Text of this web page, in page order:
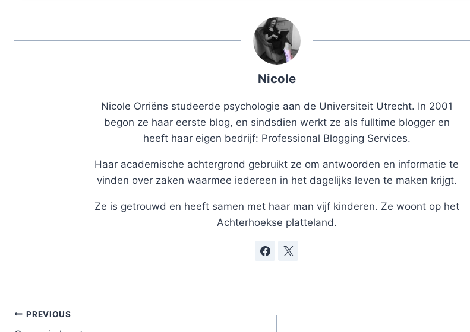
Nicole
Nicole Orriëns studeerde psychologie aan de Universiteit Utrecht. In 2001
begon ze haar eerste blog, en sindsdien werkt ze als fulltime blogger en
heeft haar eigen bedrijf: Professional Blogging Services.
Haar academische achtergrond gebruikt ze om antwoorden en informatie te
vinden over zaken waarmee iedereen in het dagelijks leven te maken krijgt.
Ze is getrouwd en heeft samen met haar man vijf kinderen. Ze woont op het
Achterhoekse platteland.
Post
PREVIOUS